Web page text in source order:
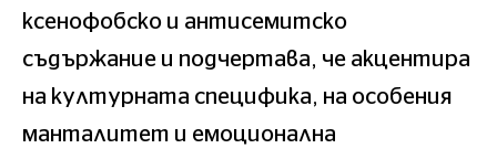
ксенофобско и антисемитско
съдържание и подчертава, че акцентира
на културната специфика, на особения
манталитет и емоционална